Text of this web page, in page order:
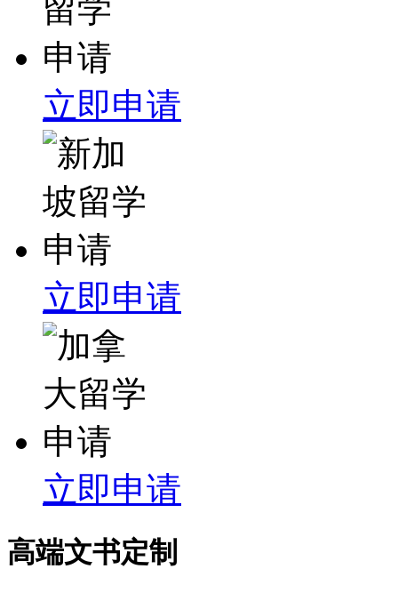
立即申请
立即申请
立即申请
高端文书定制